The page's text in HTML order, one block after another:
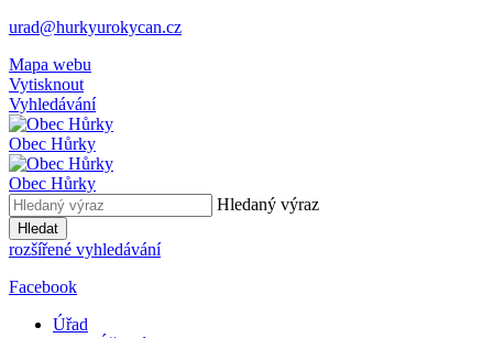
urad@hurkyurokycan.cz
Mapa webu
Vytisknout
Vyhledávání
Obec Hůrky
Obec Hůrky
Hledaný výraz
Hledat
rozšířené vyhledávání
Facebook
Úřad